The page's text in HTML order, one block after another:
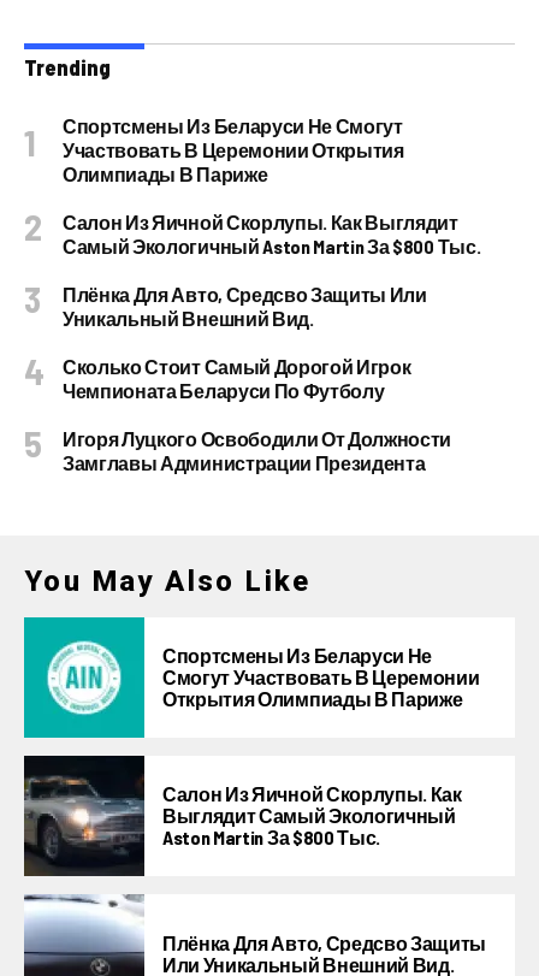
Trending
Спортсмены Из Беларуси Не Смогут
Участвовать В Церемонии Открытия
Олимпиады В Париже
Салон Из Яичной Скорлупы. Как Выглядит
Самый Экологичный Aston Martin За $800 Тыс.
Плёнка Для Авто, Средсво Защиты Или
Уникальный Внешний Вид.
Сколько Стоит Самый Дорогой Игрок
Чемпионата Беларуси По Футболу
Игоря Луцкого Освободили От Должности
Замглавы Администрации Президента
You May Also Like
Спортсмены Из Беларуси Не
Смогут Участвовать В Церемонии
Открытия Олимпиады В Париже
Салон Из Яичной Скорлупы. Как
Выглядит Самый Экологичный
Aston Martin За $800 Тыс.
Плёнка Для Авто, Средсво Защиты
Или Уникальный Внешний Вид.